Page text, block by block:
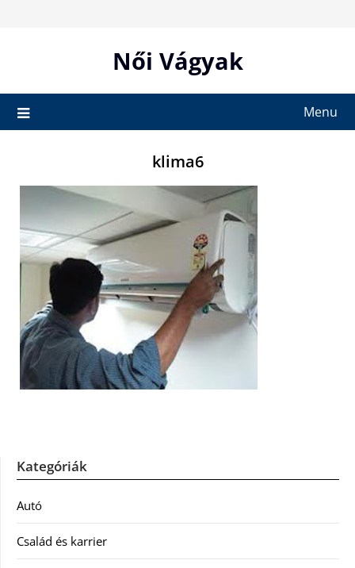
Női Vágyak
Menu
klima6
Kategóriák
Autó
Család és karrier